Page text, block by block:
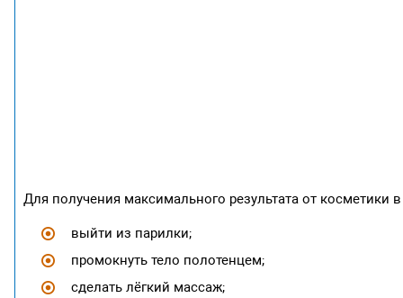
Для получения максимального результата от косметики
выйти из парилки;
промокнуть тело полотенцем;
сделать лёгкий массаж;